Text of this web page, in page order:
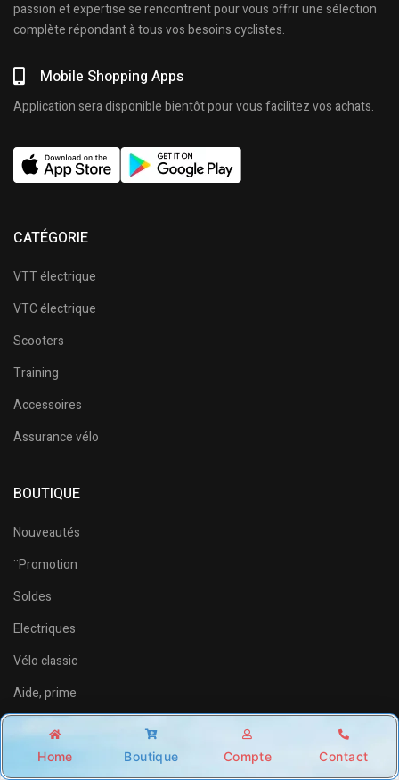
Shop Account Search Wishlist
passion et expertise se rencontrent pour vous offrir une sélection
complète répondant à tous vos besoins cyclistes.
Mobile Shopping Apps
Application sera disponible bientôt pour vous facilitez vos achats.
CATÉGORIE
VTT électrique
VTC électrique
Scooters
Training
Accessoires
Assurance vélo
BOUTIQUE
Nouveautés
¨Promotion
Soldes
Electriques
Vélo classic
Aide, prime
SERVICE CLIENT
Home Boutique Compte Contact